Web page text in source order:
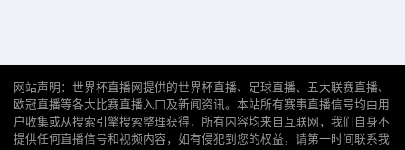
网站声明：世界杯直播网提供的世界杯直播、足球直播、五大联赛直播、
欧冠直播等各大比赛直播入口及新闻资讯。本站所有赛事直播信号均由用
户收集或从搜索引擎搜索整理获得，所有内容均来自互联网，我们自身不
提供任何直播信号和视频内容，如有侵犯到您的权益，请第一时间联系我